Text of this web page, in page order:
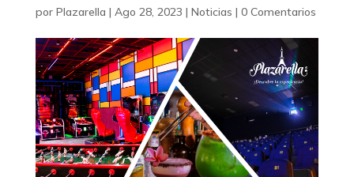
por Plazarella | Ago 28, 2023 | Noticias | 0 Comentarios